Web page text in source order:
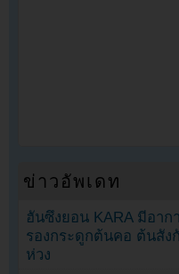
ข่าวอัพเดท
ฮันซึงยอน KARA มีอา
รองกระดูกต้นคอ ต้นสัง
ห่วง